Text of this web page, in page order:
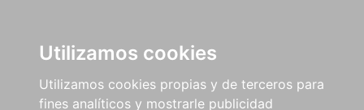
Utilizamos cookies
Utilizamos cookies propias y de terceros para
fines analíticos y mostrarle publicidad